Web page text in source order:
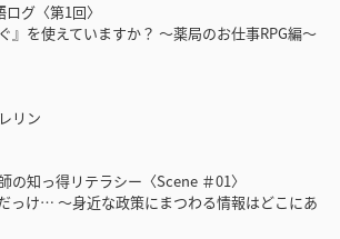
グ〈第1回〉
』を使えていますか？ ～薬局のお仕事RPG編～
リン
知っ得リテラシー〈Scene ＃01〉
っけ… ～身近な政策にまつわる情報はどこにあ